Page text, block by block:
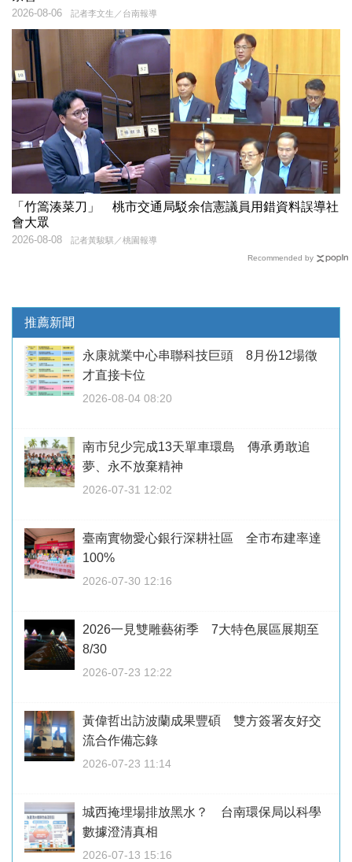
記者李文生／台南報導
2026-08-06
「竹篙湊菜刀」 桃市交通局駁余信憲議員用錯資料誤導社
會大眾
記者黃駿騏／桃園報導
2026-08-08
Recommended by
推薦新聞
永康就業中心串聯科技巨頭 8月份12場徵
才直接卡位
2026-08-04 08:20
南市兒少完成13天單車環島 傳承勇敢追
夢、永不放棄精神
2026-07-31 12:02
臺南實物愛心銀行深耕社區 全市布建率達
100%
2026-07-30 12:16
2026一見雙雕藝術季 7大特色展區展期至
8/30
2026-07-23 12:22
黃偉哲出訪波蘭成果豐碩 雙方簽署友好交
流合作備忘錄
2026-07-23 11:14
城西掩埋場排放黑水？ 台南環保局以科學
數據澄清真相
2026-07-13 15:16